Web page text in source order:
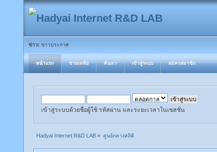
ข่าว: ข่าวประกาศ
หน้าแรก ช่วยเหลือ ค้นหา เข้าสู่ระบบ สมัครสมาชิก
เข้าสู่ระบบด้วยชื่อผู้ใช้ รหัสผ่าน และระยะเวลาในเซสชั่น
Hadyai Internet R&D LAB » ศูนย์กลางสถิติ